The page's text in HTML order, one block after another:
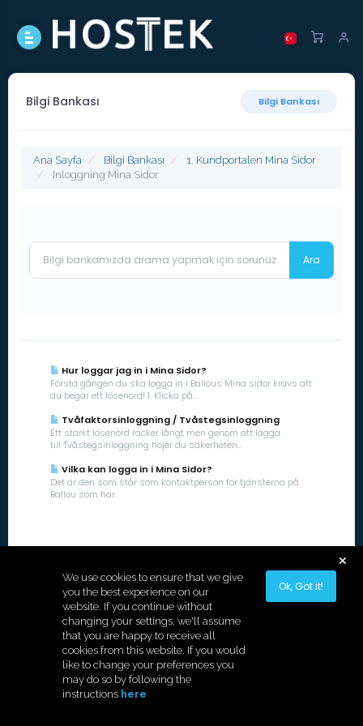
Bilgi Bankası Bilgi Bankası
Ana Sayfa Bilgi Bankası
1. Kundportalen Mina Sidor
Inloggning Mina Sidor
Hur loggar jag in i Mina Sidor?
Första gången du ska logga in i Ballous Mina sidor krävs att
du begär ett lösenord! 1. Klicka på...
Tvåfaktorsinloggning / Tvåstegsinloggning
Ett starkt lösenord räcker långt men genom att lägga
till Tvåstegsinloggning höjer du säkerheten...
Vilka kan logga in i Mina Sidor?
Det är den som står som kontaktperson för tjänsterna på
Ballou som har...
Copyright © 2026 Hostek.
We use cookies to ensure that we give
you the best experience on our
website. If you continue without
changing your settings, we'll assume
that you are happy to receive all
cookies from this website. If you would
like to change your preferences you
may do so by following the
instructions here
Ok, Got it!